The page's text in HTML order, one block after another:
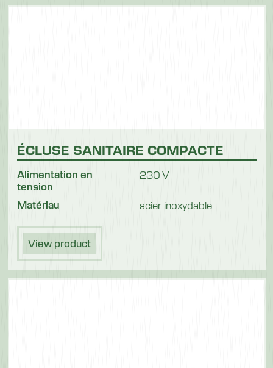
ÉCLUSE SANITAIRE COMPACTE
Alimentation en
tension
230 V
Matériau acier inoxydable
View product